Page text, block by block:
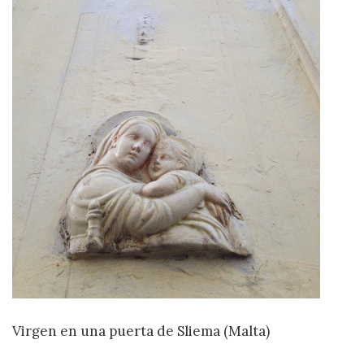
Virgen en una puerta de Sliema (Malta)